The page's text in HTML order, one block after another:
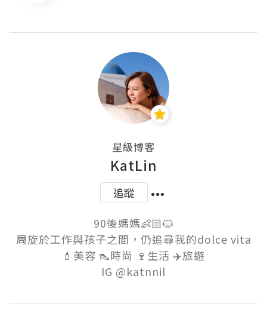
星級博客
KatLin
追蹤
90後媽媽👶🏻🐱
周旋於工作與孩子之間，仍追尋我的dolce vita
💄美容 👠時尚 🍷生活 ✈️旅遊